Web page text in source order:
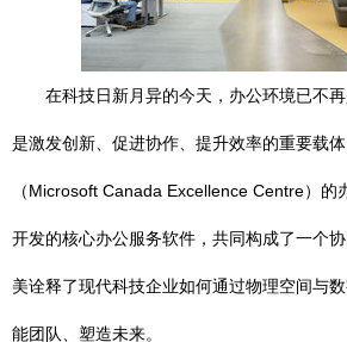
在科技日新月异的今天，办公环境已不
是激发创新、促进协作、提升效率的重要载
（Microsoft Canada Excellence Centre）的
开发的核心办公服务软件，共同构成了一个
美诠释了现代科技企业如何通过物理空间与
能团队、塑造未来。